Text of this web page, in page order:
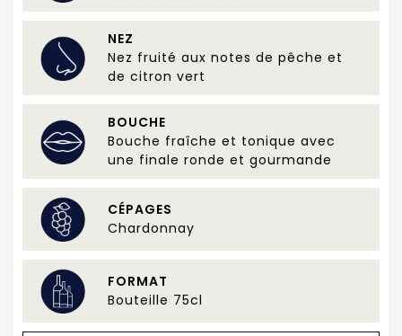
NEZ
Nez fruité aux notes de pêche et
de citron vert
BOUCHE
Bouche fraîche et tonique avec
une finale ronde et gourmande
CÉPAGES
Chardonnay
FORMAT
Bouteille 75cl